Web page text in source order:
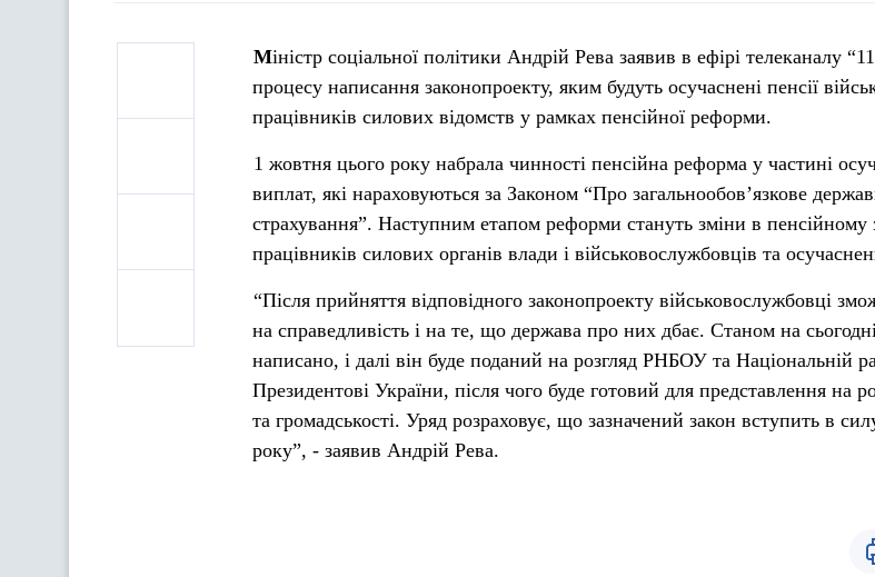
Міністр соціальної політики Андрій Рева заявив в ефірі телеканалу “112” про закінчення
процесу написання законопроекту, яким будуть осучаснені пенсії
працівників силових відомств у рамках пенсійної реформи.
1 жовтня цього року набрала чинності пенсійна реформа у частині
виплат, які нараховуються за Законом “Про загальнообов’язкове
страхування”. Наступним етапом реформи стануть зміни в пенсійному
працівників силових органів влади і військовослужбовців та
“Після прийняття відповідного законопроекту військовослужбовці
на справедливість і на те, що держава про них дбає. Станом на
написано, і далі він буде поданий на розгляд РНБОУ та Національній
Президентові України, після чого буде готовий для представлення на
та громадськості. Уряд розраховує, що зазначений закон вступить в
року”, - заявив Андрій Рева.